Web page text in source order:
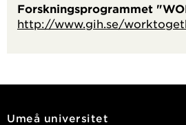
Forskningsprogrammet
http://www.gih.se/
Umeå universitet